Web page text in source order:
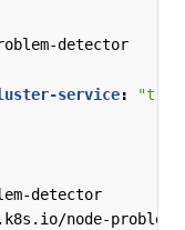
detector
service:
detector
node-